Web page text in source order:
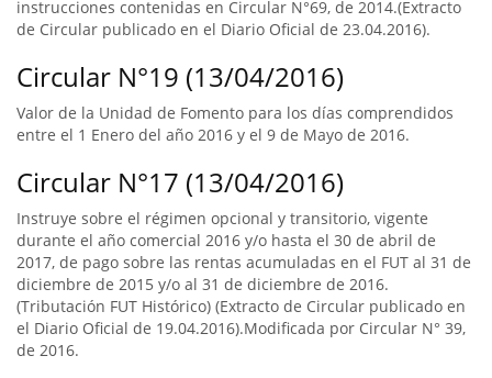
instrucciones contenidas en Circular N°69, de 2014.(Extracto
de Circular publicado en el Diario Oficial de 23.04.2016).
Circular N°19 (13/04/2016)
Valor de la Unidad de Fomento para los días comprendidos
entre el 1 Enero del año 2016 y el 9 de Mayo de 2016.
Circular N°17 (13/04/2016)
Instruye sobre el régimen opcional y transitorio, vigente
durante el año comercial 2016 y/o hasta el 30 de abril de
2017, de pago sobre las rentas acumuladas en el FUT al 31 de
diciembre de 2015 y/o al 31 de diciembre de 2016.
(Tributación FUT Histórico) (Extracto de Circular publicado en
el Diario Oficial de 19.04.2016).Modificada por Circular N° 39,
de 2016.